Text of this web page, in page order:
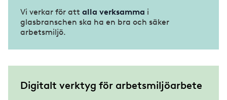
Vi verkar för att alla verksamma i
glasbranschen ska ha en bra och säker
arbetsmiljö.
Digitalt verktyg för arbetsmiljöarbete